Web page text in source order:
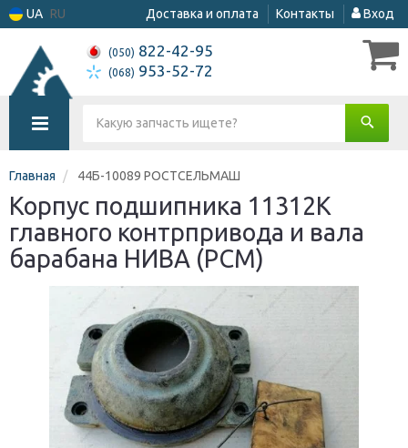
UA RU Доставка и оплата Контакты Вход
(050) 822-42-95
(068) 953-52-72
Главная 44Б-10089 РОСТСЕЛЬМАШ
Корпус подшипника 11312К
главного контрпривода и вала
барабана НИВА (РСМ)